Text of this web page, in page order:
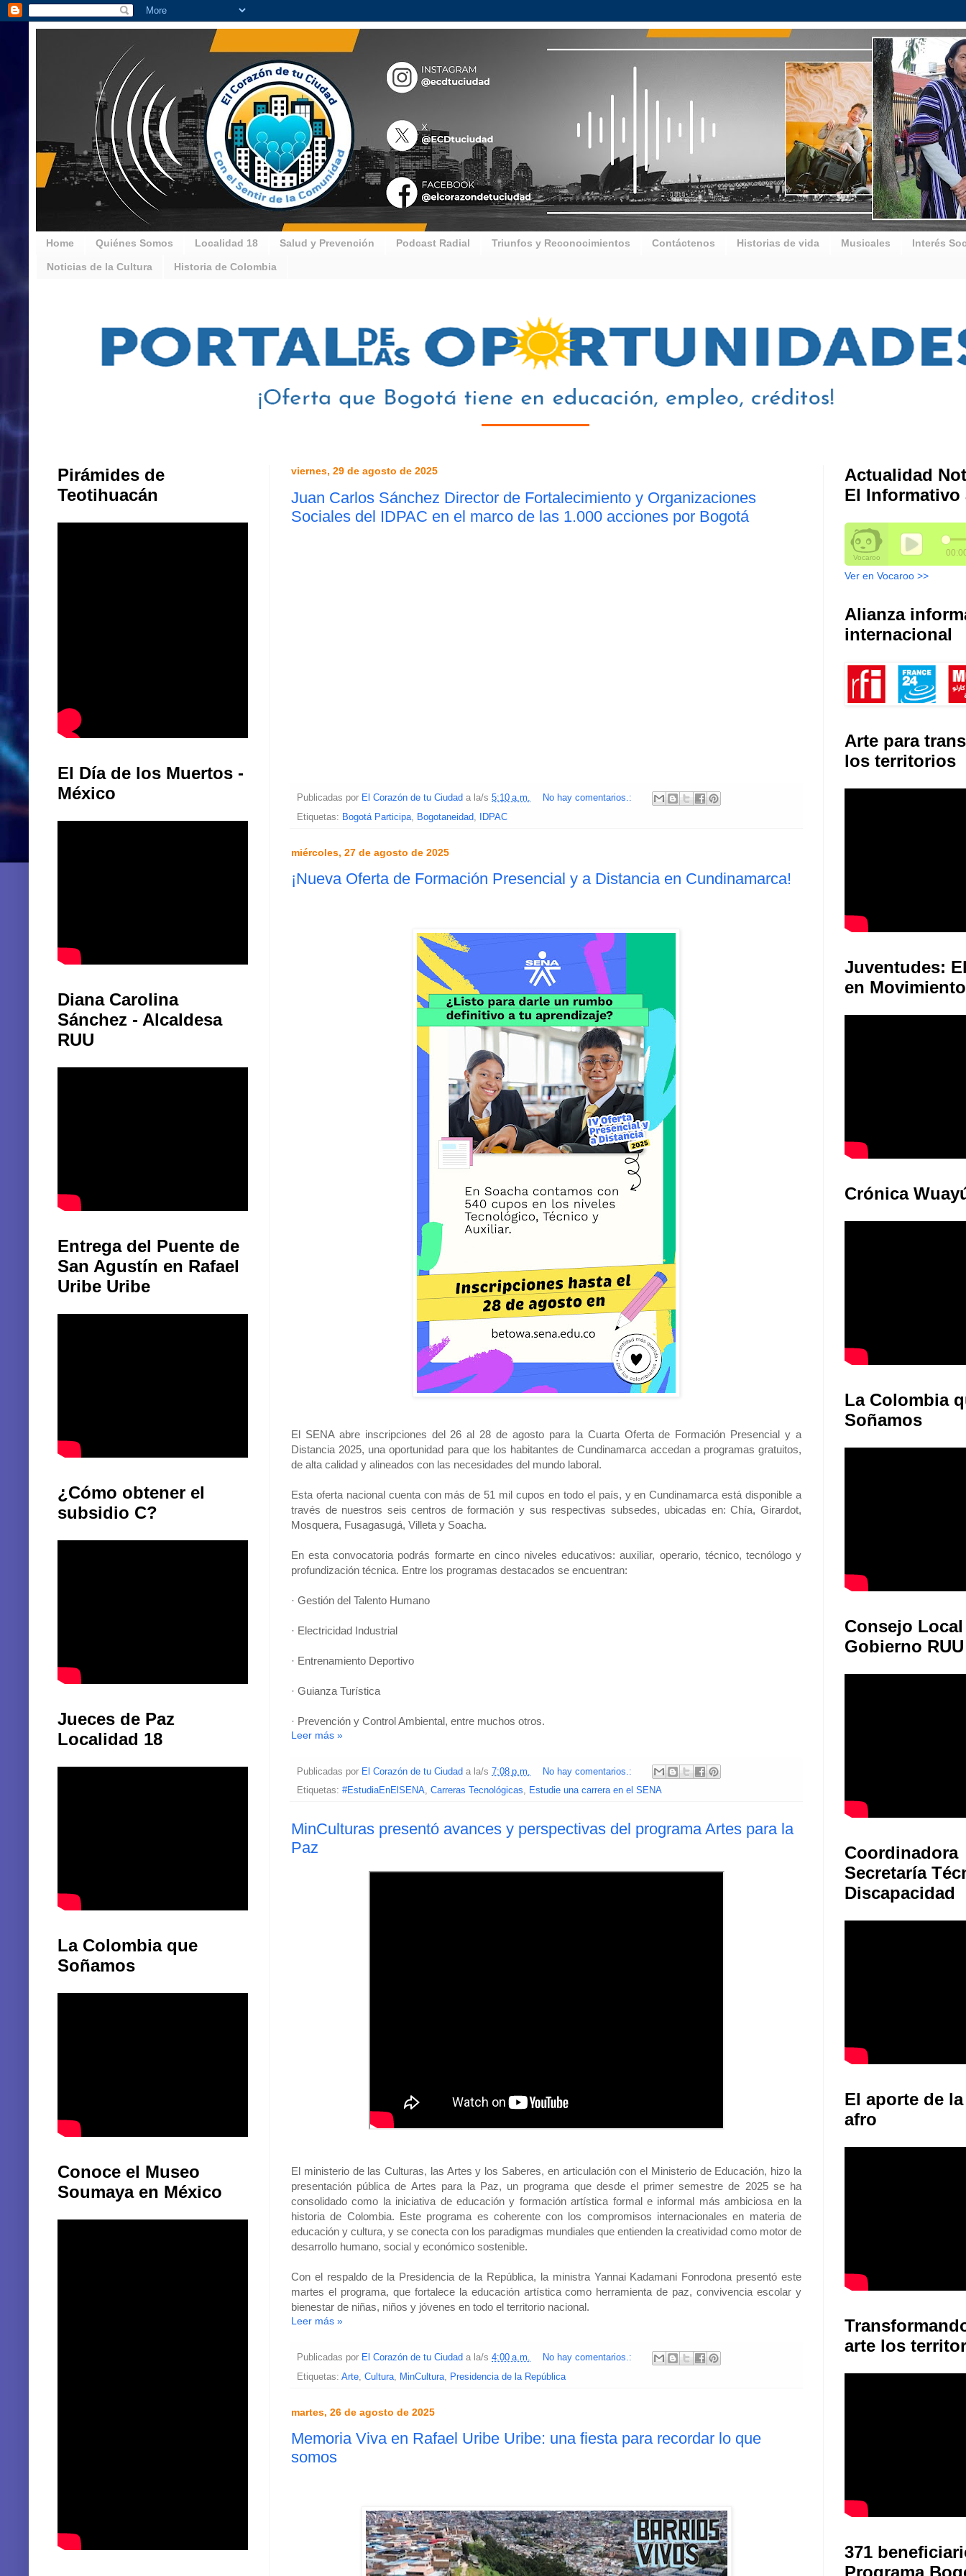
Home Quiénes Somos Localidad 18 Salud y Prevención Podcast Radial Triunfos y Reconocimientos Contáctenos Historias de vida Musicales Interés
Noticias de la Cultura Historia de Colombia
viernes, 29 de agosto de 2025
Juan Carlos Sánchez Director de Fortalecimiento y Organizaciones
Sociales del IDPAC en el marco de las 1.000 acciones por Bogotá
Publicadas por El Corazón de tu Ciudad a la/s 5:10 a.m.
No hay comentarios.:
Etiquetas: Bogotá Participa, Bogotaneidad, IDPAC
miércoles, 27 de agosto de 2025
¡Nueva Oferta de Formación Presencial y a Distancia en Cundinamarca!
El SENA abre inscripciones del 26 al 28 de agosto para la Cuarta Oferta de Formación Presencial y a
Distancia 2025, una oportunidad para que los habitantes de Cundinamarca accedan a programas gratuitos,
de alta calidad y alineados con las necesidades del mundo laboral.
Esta oferta nacional cuenta con más de 51 mil cupos en todo el país, y en Cundinamarca está disponible a
través de nuestros seis centros de formación y sus respectivas subsedes, ubicadas en: Chía, Girardot,
Mosquera, Fusagasugá, Villeta y Soacha.
En esta convocatoria podrás formarte en cinco niveles educativos: auxiliar, operario, técnico, tecnólogo y
profundización técnica. Entre los programas destacados se encuentran:
· Gestión del Talento Humano
· Electricidad Industrial
· Entrenamiento Deportivo
· Guianza Turística
· Prevención y Control Ambiental, entre muchos otros.
Leer más »
Publicadas por El Corazón de tu Ciudad a la/s 7:08 p.m.
No hay comentarios.:
Etiquetas: #EstudiaEnElSENA, Carreras Tecnológicas, Estudie una carrera en el SENA
MinCulturas presentó avances y perspectivas del programa Artes para la
Paz
El ministerio de las Culturas, las Artes y los Saberes, en articulación con el Ministerio de Educación, hizo la
presentación pública de Artes para la Paz, un programa que desde el primer semestre de 2025 se ha
consolidado como la iniciativa de educación y formación artística formal e informal más ambiciosa en la
historia de Colombia. Este programa es coherente con los compromisos internacionales en materia de
educación y cultura, y se conecta con los paradigmas mundiales que entienden la creatividad como motor de
desarrollo humano, social y económico sostenible.
Con el respaldo de la Presidencia de la República, la ministra Yannai Kadamani Fonrodona presentó este
martes el programa, que fortalece la educación artística como herramienta de paz, convivencia escolar y
bienestar de niñas, niños y jóvenes en todo el territorio nacional.
Leer más »
Publicadas por El Corazón de tu Ciudad a la/s 4:00 a.m.
No hay comentarios.:
Etiquetas: Arte Cultura MinCultura Presidencia de la República
martes, 26 de agosto de 2025
Memoria Viva en Rafael Uribe Uribe: una fiesta para recordar lo que
somos
Pirámides de
Teotihuacán
El Día de los Muertos -
México
Diana Carolina
Sánchez - Alcaldesa
RUU
Entrega del Puente de
San Agustín en Rafael
Uribe Uribe
¿Cómo obtener el
subsidio C?
Jueces de Paz
Localidad 18
La Colombia que
Soñamos
Conoce el Museo
Soumaya en México
Actualidad
El Informativo
Ver en Vocaroo >>
Alianza
internacional
Arte para
los territorios
Juventudes:
en Movimiento
Crónica
La Colombia
Soñamos
Consejo
Gobierno RUU
Coordinadora
Secretaría
Discapacidad
El aporte de
afro
arte los
371